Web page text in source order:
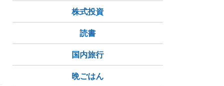
株式投資
読書
国内旅行
晩ごはん